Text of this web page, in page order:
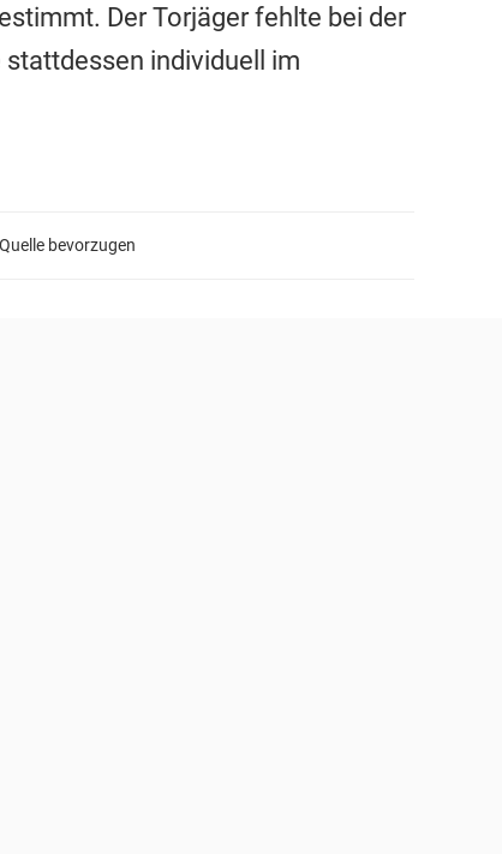
Der Torjäger fehlte bei der
individuell im
bevorzugen